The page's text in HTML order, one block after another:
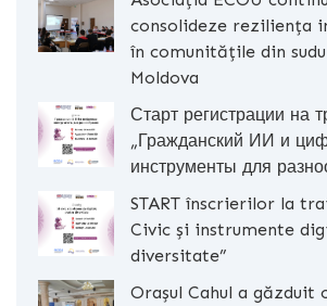
consolideze reziliența
în comunitățile din
Moldova
Старт регистрации на
„Гражданский ИИ и
инструменты для
START înscrierilor la
Civic și instrumente
diversitate”
Orașul Cahul a